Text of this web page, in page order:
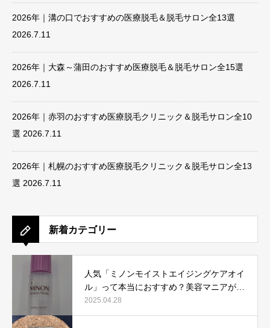
2026年｜溝の口でおすすめの医療脱毛＆脱毛サロン全13選
2026.7.11
2026年｜大森～蒲田のおすすめ医療脱毛＆脱毛サロン全15選
2026.7.11
2026年｜赤羽のおすすめ医療脱毛クリニック＆脱毛サロン全10
選 2026.7.11
2026年｜札幌のおすすめ医療脱毛クリニック＆脱毛サロン全13
選 2026.7.11
新着カテゴリー
人気「ミノンモイストエイジングケアオイ
ル」って本当におすすめ？美容マニアが実
際使用して口コミを検証！
2025.04.28